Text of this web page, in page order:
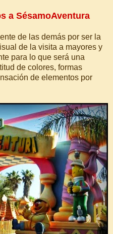
a SésamoAventura
de las demás por ser la
de la visita a mayores y
para lo que será una
de colores, formas
de elementos por